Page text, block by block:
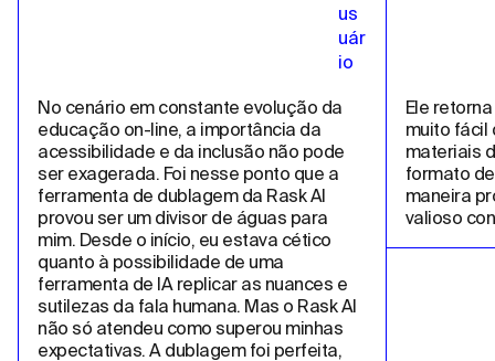
No cenário em constante evolução da
educação on-line, a importância da
acessibilidade e da inclusão não pode
ser exagerada. Foi nesse ponto que a
ferramenta de dublagem da Rask AI
provou ser um divisor de águas para
mim. Desde o início, eu estava cético
quanto à possibilidade de uma
ferramenta de IA replicar as nuances e
sutilezas da fala humana. Mas o Rask AI
não só atendeu como superou minhas
expectativas. A dublagem foi perfeita,
Ele
muito fácil
materiais
formato
maneira
valioso